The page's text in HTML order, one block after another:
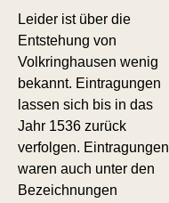
Leider ist über die
Entstehung von
Volkringhausen wenig
bekannt. Eintragungen
lassen sich bis in das
Jahr 1536 zurück
verfolgen. Eintragungen
waren auch unter den
Bezeichnungen